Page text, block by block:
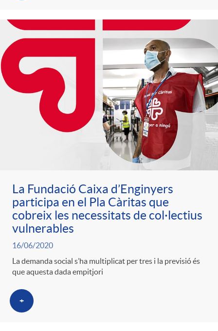
a
s
La Fundació Caixa d’Enginyers
participa en el Pla Càritas que
cobreix les necessitats de col·lectius
vulnerables
16/06/2020
La demanda social s’ha multiplicat per tres i la previsió és
que aquesta dada empitjori
+